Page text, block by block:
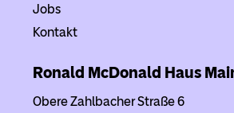
Jobs
Kontakt
Ronald McDonald Haus
Obere Zahlbacher Straße 6